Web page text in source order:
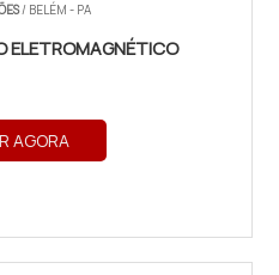
/ BELÉM - PA
ELETROMAGNÉTICO
AGORA